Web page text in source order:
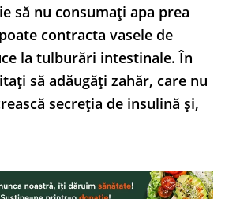
să nu consumați apa prea
contracta vasele de
la tulburări intestinale. În
să adăugăți zahăr, care nu
secreția de insulină și,